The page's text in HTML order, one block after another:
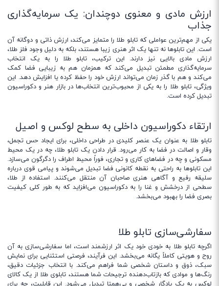
ارزش مادی و معنوی دوچندان: یک سرمایه‌گذاری
جذاب
یکی از مهم‌ترین عواملی که تابلو طلا را متمایز می‌کند، ارزش ذاتی و دوگانه آن
است. این تابلوها نه تنها یک اثر هنری زیبا هستند، بلکه به دلیل وجود فلز طلا،
ارزش مادی بالایی نیز دارند. این ترکیب، تابلو طلا را به یک انتخاب
سرمایه‌گذاری مطمئن تبدیل می‌کند که همزمان هم به زیبایی فضا کمک
می‌کند و هم با گذر زمان می‌تواند ارزش خود را حفظ کرده یا افزایش دهد. این
ویژگی، تابلو طلا را به یکی از محبوب‌ترین انتخاب‌ها در بازار هنر و دکوراسیون
تبدیل کرده است.
ارتقاء دکوراسیون داخلی به سطح لوکس و اصیل
تابلو طلا به عنوان یک عنصر کلیدی در طراحی داخلی، برای ایجاد حس تجمل،
وقار و اصالت در فضا به کار می‌رود. قرار دادن یک تابلو طلا، چه در یک محیط
مسکونی و چه در فضاهای کاری و تجاری، فوراً محیط اطراف را دگرگون می‌سازد.
این تابلوها به راحتی به نقطه کانونی فضا تبدیل می‌شوند و پیامی قوی درباره
سلیقه رفیع و آگاهی هنری صاحبان آن منتقل می‌کنند. استفاده از طلا،
سطحی از درخشش و غنا را به دکوراسیون می‌افزاید که به طور کلی کیفیت
بصری فضا را بهبود می‌بخشد.
سفارشی‌سازی تابلو طلا
اگرچه تابلو طلا به خودی خود یک اثر ارزشمند است، اما سفارشی‌سازی به آن
روح و هویتی کاملاً یگانه می‌بخشد. این فرآیند، فرصتی استثنایی برای نمایش
سبک، ذوق و داستان شخصی شما فراهم می‌کند. با انتخاب جزئیات دقیق،
رنگ‌ها و موادی که بازتاب‌دهنده ترجیحات شما هستند، تابلوی طلا از یک کالای
لوکس به یک یادگار شخصی و بی‌همتا تبدیل می‌شود. این قابلیت، چه برای